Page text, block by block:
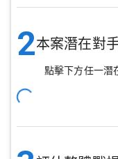
2本案潛在對
點擊下方任一潛